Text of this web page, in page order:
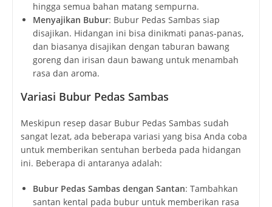
hingga semua bahan matang sempurna.
Menyajikan Bubur: Bubur Pedas Sambas siap
disajikan. Hidangan ini bisa dinikmati panas-panas,
dan biasanya disajikan dengan taburan bawang
goreng dan irisan daun bawang untuk menambah
rasa dan aroma.
Variasi Bubur Pedas Sambas
Meskipun resep dasar Bubur Pedas Sambas sudah
sangat lezat, ada beberapa variasi yang bisa Anda coba
untuk memberikan sentuhan berbeda pada hidangan
ini. Beberapa di antaranya adalah:
Bubur Pedas Sambas dengan Santan: Tambahkan
santan kental pada bubur untuk memberikan rasa